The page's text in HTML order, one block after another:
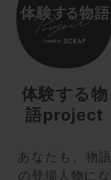
体験する物
語project
あなたも、物語
の登場人物にな